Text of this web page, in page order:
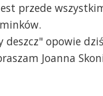
przede
deszcz" opowie
Joanna